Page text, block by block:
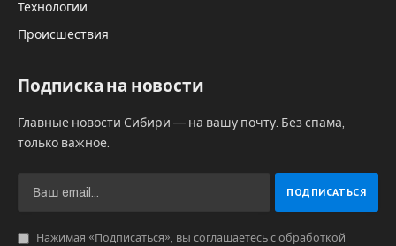
Технологии
Происшествия
Подписка на новости
Главные новости Сибири — на вашу почту. Без спама,
только важное.
Нажимая «Подписаться», вы соглашаетесь с обработкой